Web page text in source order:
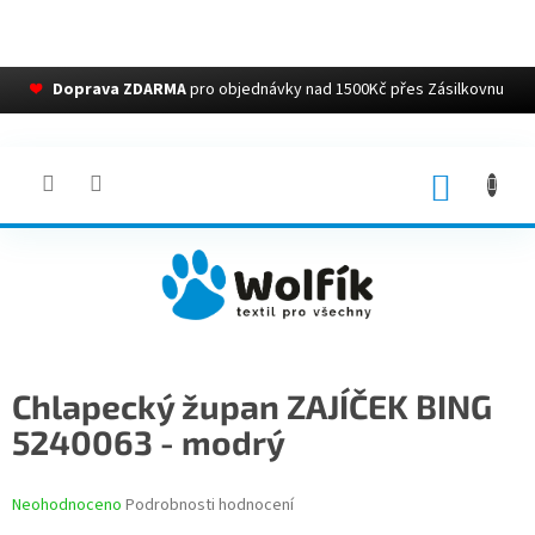
❤ Doprava ZDARMApro objednávky nad 1500Kč přes Zásilkovnu
Chlapecký župan ZAJÍČEK BING
5240063 - modrý
Průměrné
Neohodnoceno Podrobnosti hodnocení